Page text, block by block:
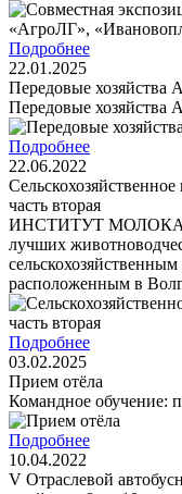
Подробнее
22.01.2025
Передовые хозяйства
Передовые хозяйства
Подробнее
22.06.2022
часть вторая
ИНСТИТУТ МОЛОКА
лучших
расположенным в
Подробнее
03.02.2025
Прием отёла
Командное обучение:
Подробнее
10.04.2022
V Отраслевой